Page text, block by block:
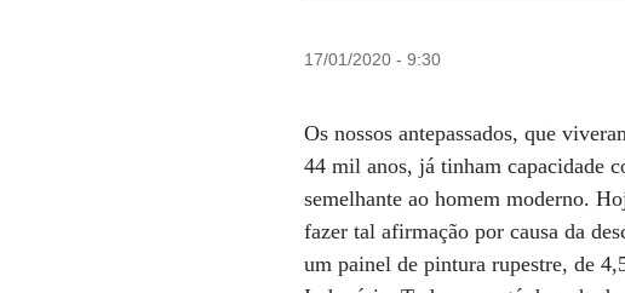
17/01/2020 - 9:30
Os nossos antepassados, que
44 mil anos, já tinham capacidade
semelhante ao homem moderno.
fazer tal afirmação por causa da
um painel de pintura rupestre, de